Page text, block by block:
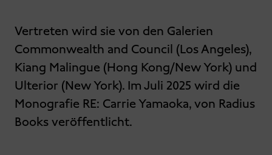
Vertreten wird sie von den Galerien
Commonwealth and Council (Los Angeles),
Kiang Malingue (Hong Kong/New York) und
Ulterior (New York). Im Juli 2025 wird die
Monografie RE: Carrie Yamaoka, von Radius
Books veröffentlicht.